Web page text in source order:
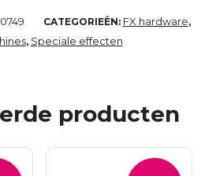
CATEGORIEËN: FX hardware,
, Speciale effecten
producten